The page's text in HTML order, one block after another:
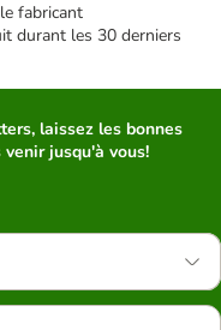
fabricant
durant les 30 derniers
laissez les bonnes
jusqu'à vous!